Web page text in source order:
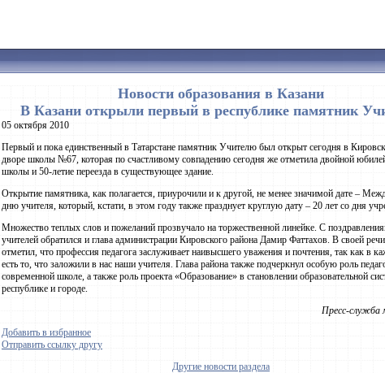
Новости образования в Казани
В Казани открыли первый в республике памятник
05 октября 2010
Первый и пока единственный в Татарстане памятник Учителю был открыт сегодня в
дворе школы №67, которая по счастливому совпадению сегодня же отметила двойной
школы и 50-летие переезда в существующее здание.
Открытие памятника, как полагается, приурочили и к другой, не менее значимой дате –
дню учителя, который, кстати, в этом году также празднует круглую дату – 20 лет со дня
Множество теплых слов и пожеланий прозвучало на торжественной линейке. С
учителей обратился и глава администрации Кировского района Дамир Фаттахов. В своей
отметил, что профессия педагога заслуживает наивысшего уважения и почтения, так как в
есть то, что заложили в нас наши учителя. Глава района также подчеркнул особую роль
современной школе, а также роль проекта «Образование» в становлении образовательной
республике и городе.
Пресс-служба
Добавить в избранное
Отправить ссылку другу
Другие новости раздела